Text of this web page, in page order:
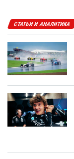
СТАТЬИ И АНАЛИТИКА